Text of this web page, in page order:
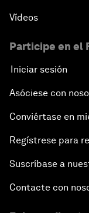
Vídeos
Participe en el
Iniciar sesión
Asóciese con
Conviértase en
Regístrese para
Suscríbase a
Contacte con